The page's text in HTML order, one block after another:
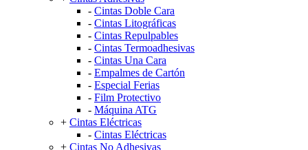
- Cintas Doble Cara
- Cintas Litográficas
- Cintas Repulpables
- Cintas Termoadhesivas
- Cintas Una Cara
- Empalmes de Cartón
- Especial Ferias
- Film Protectivo
- Máquina ATG
+ Cintas Eléctricas
- Cintas Eléctricas
+ Cintas No Adhesivas